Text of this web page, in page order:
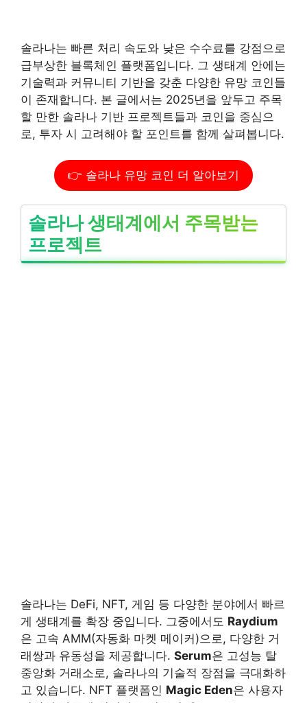
솔라나는 빠른 처리 속도와 낮은 수수료를 강점으로
급부상한 블록체인 플랫폼입니다. 그 생태계 안에는
기술력과 커뮤니티 기반을 갖춘 다양한 유망 코인들
이 존재합니다. 본 글에서는 2025년을 앞두고 주목
할 만한 솔라나 기반 프로젝트들과 코인을 중심으
로, 투자 시 고려해야 할 포인트를 함께 살펴봅니다.
👉 솔라나 유망 코인 더 알아보기
솔라나 생태계에서 주목받는
프로젝트
솔라나는 DeFi, NFT, 게임 등 다양한 분야에서 빠르
게 생태계를 확장 중입니다. 그중에서도 Raydium
은 고속 AMM(자동화 마켓 메이커)으로, 다양한 거
래쌍과 유동성을 제공합니다. Serum은 고성능 탈
중앙화 거래소로, 솔라나의 기술적 장점을 극대화하
고 있습니다. NFT 플랫폼인 Magic Eden은 사용자